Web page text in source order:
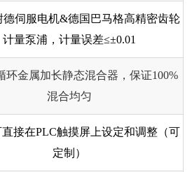
德伺服电机&德国巴马格高精密齿轮
计量泵浦，计量误差≤±0.01
环金属加长静态混合器，保证100%
混合均匀
直接在PLC触摸屏上设定和调整（可
定制）